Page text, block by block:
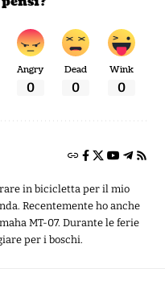
Angry
0
Dead
0
Wink
0
in bicicletta per il mio
Recentemente ho anche
MT-07. Durante le ferie
per i boschi.